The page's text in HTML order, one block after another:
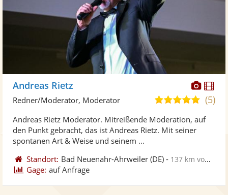
Fotos
Andreas Rietz
5,0
5
(5)
Redner/Moderator, Moderator
Andreas Rietz Moderator. Mitreißende Moderation, auf
den Punkt gebracht, das ist Andreas Rietz. Mit seiner
spontanen Art & Weise und seinem ...
Standort: Bad Neuenahr-Ahrweiler (DE) - 137 km von Hanau
Gage: auf Anfrage